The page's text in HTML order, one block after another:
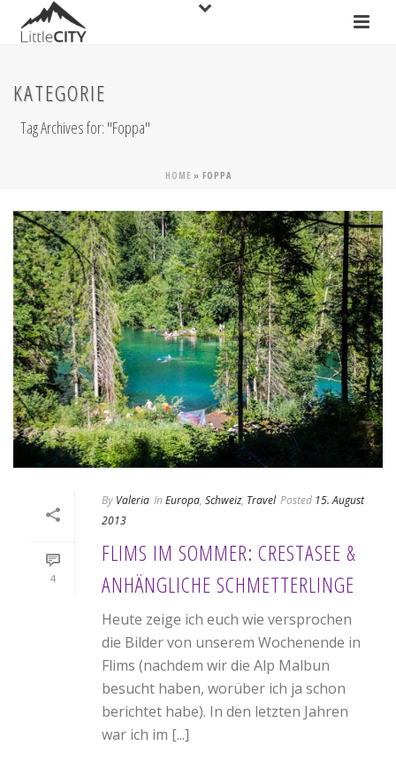
KATEGORIE
Tag Archives for: "Foppa"
HOME » FOPPA
4
By Valeria In Europa, Schweiz, Travel Posted 15. August
2013
FLIMS IM SOMMER: CRESTASEE &
ANHÄNGLICHE SCHMETTERLINGE
Heute zeige ich euch wie versprochen
die Bilder von unserem Wochenende in
Flims (nachdem wir die Alp Malbun
besucht haben, worüber ich ja schon
berichtet habe). In den letzten Jahren
war ich im [...]